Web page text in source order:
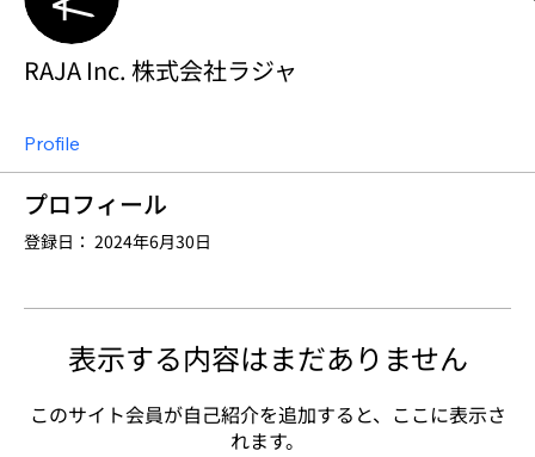
RAJA Inc. 株式会社ラジャ
Profile
プロフィール
登録日： 2024年6月30日
表示する内容はまだありません
このサイト会員が自己紹介を追加すると、ここに表示さ
れます。